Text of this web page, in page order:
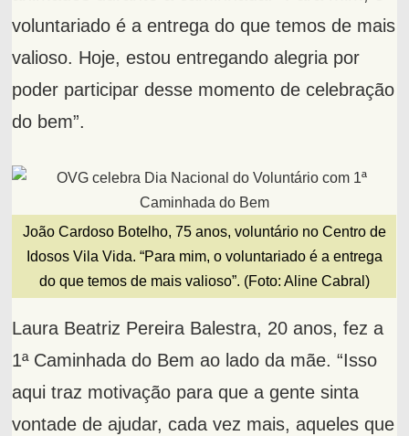
voluntariado é a entrega do que temos de mais
valioso. Hoje, estou entregando alegria por
poder participar desse momento de celebração
do bem”.
João Cardoso Botelho, 75 anos, voluntário no Centro de
Idosos Vila Vida. “Para mim, o voluntariado é a entrega
do que temos de mais valioso”. (Foto: Aline Cabral)
Laura Beatriz Pereira Balestra, 20 anos, fez a
1ª Caminhada do Bem ao lado da mãe. “Isso
aqui traz motivação para que a gente sinta
vontade de ajudar, cada vez mais, aqueles que